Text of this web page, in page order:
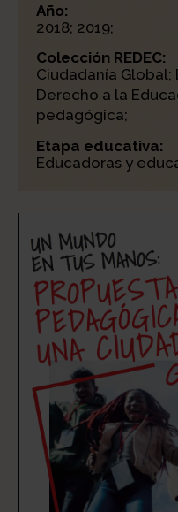
Año:
2018; 2019;
Colección REDEC:
Ciudadanía
Derecho a la
pedagógica;
Etapa educativa:
Educadoras y